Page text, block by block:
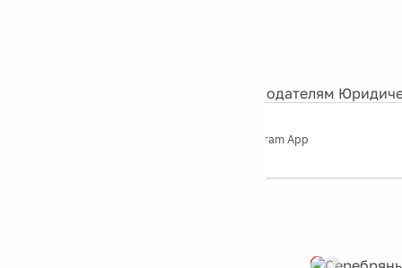
Рекламодателям
Telegram App